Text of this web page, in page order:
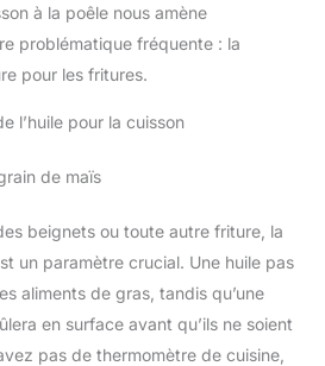
à la poêle nous amène
problématique fréquente : la
pour les fritures.
l’huile pour la cuisson
de maïs
beignets ou toute autre friture, la
un paramètre crucial. Une huile pas
aliments de gras, tandis qu’une
en surface avant qu’ils ne soient
pas de thermomètre de cuisine,